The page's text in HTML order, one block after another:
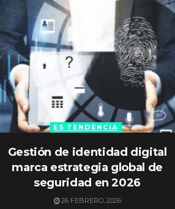
ES TENDENCIA
Gestión de identidad digital
marca estrategia global de
seguridad en 2026
26 FEBRERO, 2026